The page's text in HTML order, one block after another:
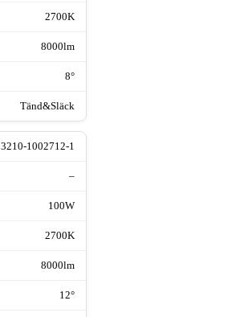
2700K
8000lm
8°
Tänd&Släck
3210-1002712-1
–
100W
2700K
8000lm
12°